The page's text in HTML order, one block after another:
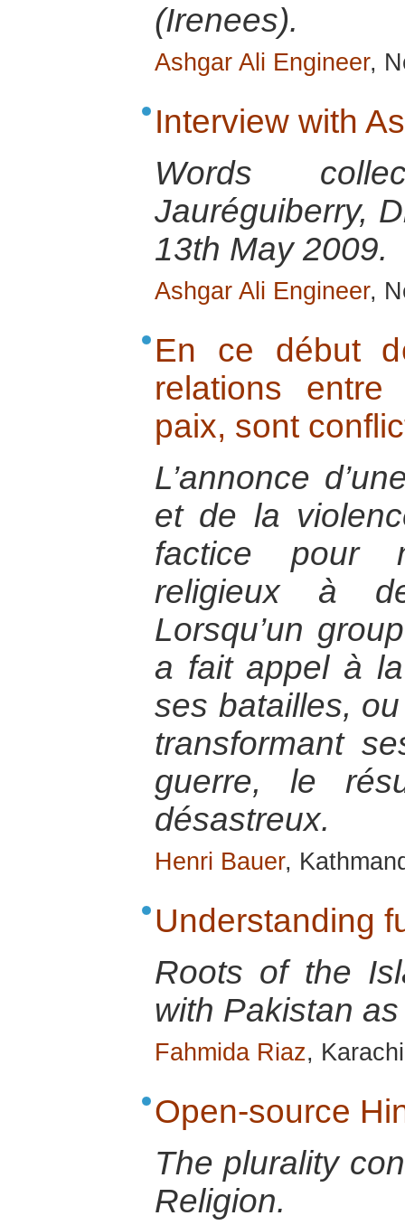
(Irenees).
Ashgar Ali Engineer,
Interview with
Words
Jauréguiberry,
13th May 2009.
Ashgar Ali Engineer,
En ce début
relations
paix, sont
L’annonce
et de la
factice pour
religieux à
Lorsqu’un
a fait appel à
ses batailles,
transformant
guerre, le
désastreux.
Henri Bauer,
Understanding
Roots of the
with Pakistan
Fahmida Riaz,
Open-source
The plurality
Religion.